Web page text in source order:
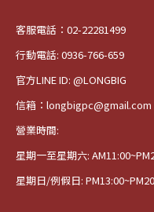
客服電話：02-22281499
行動電話: 0936-766-659
官方LINE ID: @LONGBIG
信箱：longbigpc@gmail.com
營業時間:
星期一至星期六:
星期日/例假日: